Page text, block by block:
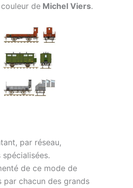
de Michel Viers.
par réseau,
de ce mode de
chacun des grands